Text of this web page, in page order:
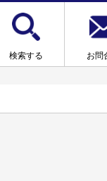
検索する お問